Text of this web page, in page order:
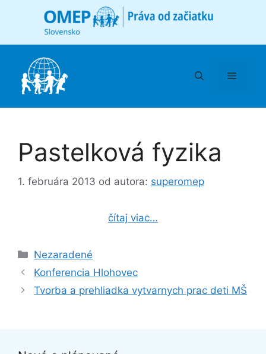
Menu
Pastelková fyzika
1. februára 2013 od autora: superomep
čítaj viac…
Kategórie
Nezaradené
Konferencia Hlohovec
Tvorba a prehliadka vytvarnych prac deti MŠ